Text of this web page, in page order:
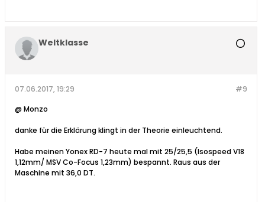
Weltklasse
#9
07.06.2017, 19:29
@ Monzo
danke für die Erklärung klingt in der Theorie einleuchtend.
Habe meinen Yonex RD-7 heute mal mit 25/25,5 (Isospeed V18
1,12mm/ MSV Co-Focus 1,23mm) bespannt. Raus aus der
Maschine mit 36,0 DT.